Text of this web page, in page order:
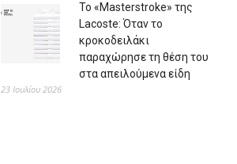
Το «Masterstroke» της
Lacoste: Όταν το
κροκοδειλάκι
παραχώρησε τη θέση του
στα απειλούμενα είδη
23 Ιουλίου 2026